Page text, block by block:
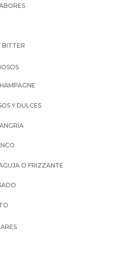
BITTER
Y DULCES
O FRIZZANTE